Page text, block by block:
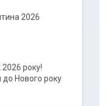
2026
року!
до Нового року